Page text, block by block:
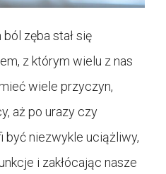
zęba stał się
z którym wielu z nas
wiele przyczyn,
aż po urazy czy
być niezwykle uciążliwy,
i zakłócając nasze